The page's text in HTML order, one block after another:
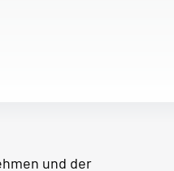
und der